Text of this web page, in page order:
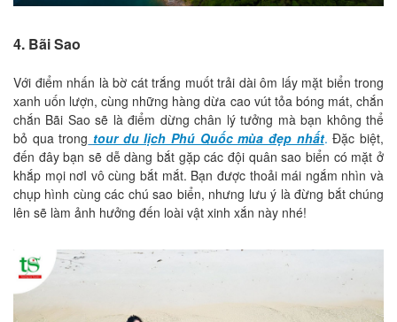
4. Bãi Sao
Với điểm nhấn là bờ cát trắng muốt trải dài ôm lấy mặt biển trong
xanh uốn lượn, cùng những hàng dừa cao vút tỏa bóng mát, chắn
chắn Bãi Sao sẽ là điểm dừng chân lý tưởng mà bạn không thể
bỏ qua trong tour du lịch Phú Quốc mùa đẹp nhất. Đặc biệt,
đến đây bạn sẽ dễ dàng bắt gặp các đội quân sao biển có mặt ở
khắp mọi nơI vô cùng bắt mắt. Bạn được thoải mái ngắm nhìn và
chụp hình cùng các chú sao biển, nhưng lưu ý là đừng bắt chúng
lên sẽ làm ảnh hưởng đến loài vật xinh xắn này nhé!